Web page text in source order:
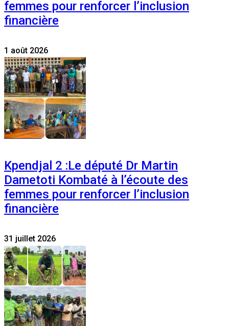
femmes pour renforcer l’inclusion
financière
1 août 2026
Kpendjal 2 :Le député Dr Martin
Dametoti Kombaté à l’écoute des
femmes pour renforcer l’inclusion
financière
31 juillet 2026